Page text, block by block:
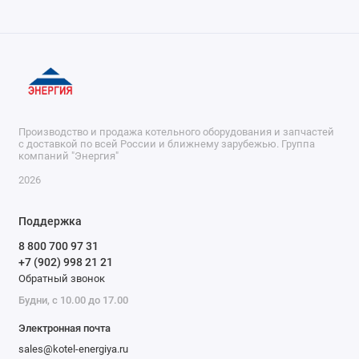
Производство и продажа котельного оборудования и запчастей
с доставкой по всей России и ближнему зарубежью. Группа
компаний "Энергия"
2026
Поддержка
8 800 700 97 31
+7 (902) 998 21 21
Обратный звонок
Будни, с 10.00 до 17.00
Электронная почта
sales@kotel-energiya.ru